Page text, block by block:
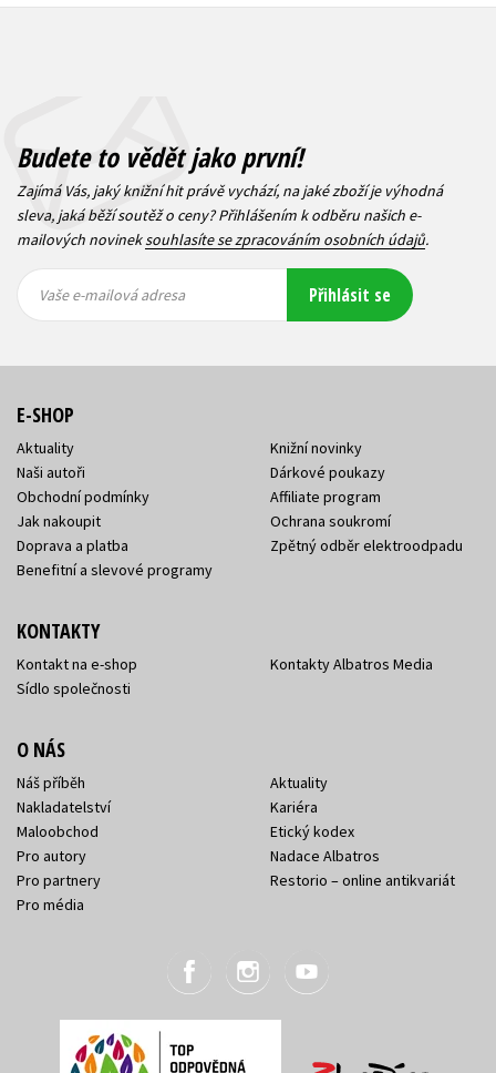
Budete to vědět jako první!
Zajímá Vás, jaký knižní hit právě vychází, na jaké zboží je výhodná
sleva, jaká běží soutěž o ceny? Přihlášením k odběru našich e-
mailových novineksouhlasíte se zpracováním osobních údajů.
mailová
mailová
Vaše e-mailová adresa Přihlásit se
E-SHOP
Aktuality
Naši autoři
Obchodní podmínky
Jak nakoupit
Doprava a platba
Benefitní a slevové programy
Knižní novinky
Dárkové poukazy
Affiliate program
Ochrana soukromí
Zpětný odběr elektroodpadu
KONTAKTY
Kontakt na e-shop
Sídlo společnosti
Kontakty Albatros Media
O NÁS
Náš příběh
Nakladatelství
Maloobchod
Pro autory
Pro partnery
Pro média
Aktuality
Kariéra
Etický kodex
Nadace Albatros
Restorio – online antikvariát